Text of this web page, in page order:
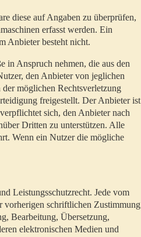
diese auf Angaben zu überprüfen,
erfasst werden. Ein
Anbieter besteht nicht.
in Anspruch nehmen, die aus den
den Anbieter von jeglichen
möglichen Rechtsverletzung
freigestellt. Der Anbieter ist
sich, den Anbieter nach
Dritten zu unterstützen. Alle
Wenn ein Nutzer die mögliche
Leistungsschutzrecht. Jede vom
vorherigen schriftlichen Zustimmung
Bearbeitung, Übersetzung,
elektronischen Medien und